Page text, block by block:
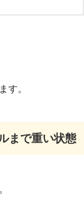
す。
まで重い状態